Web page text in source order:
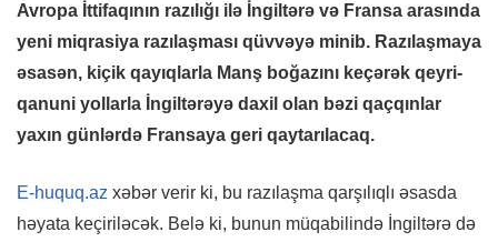
Avropa İttifaqının razılığı ilə İngiltərə və Fransa arasında
yeni miqrasiya razılaşması qüvvəyə minib. Razılaşmaya
əsasən, kiçik qayıqlarla Manş boğazını keçərək qeyri-
qanuni yollarla İngiltərəyə daxil olan bəzi qaçqınlar
yaxın günlərdə Fransaya geri qaytarılacaq.
E-huquq.az xəbər verir ki, bu razılaşma qarşılıqlı əsasda
həyata keçiriləcək. Belə ki, bunun müqabilində İngiltərə də